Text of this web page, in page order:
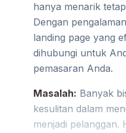
hanya menarik
Dengan
landing page yang
dihubungi untuk
pemasaran Anda.
Masalah: Banyak
kesulitan dalam
menjadi pelanggan.